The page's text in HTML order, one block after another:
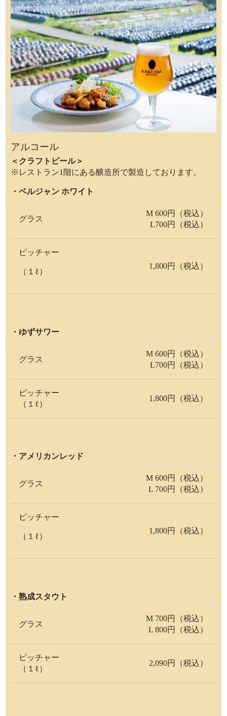
アルコール
＜クラフトビール＞
※レストラン1階にある醸造所で製造しております。
・ベルジャン ホワイト
グラス
M 600円（税込）
L700円（税込）
ピッチャー
（１ℓ）
1,800円（税込）
・ゆずサワー
グラス
M 600円（税込）
L700円（税込）
ピッチャー
（１ℓ）
1,800円（税込）
・アメリカンレッド
グラス
M 600円（税込）
L 700円（税込）
ピッチャー
（１ℓ）
1,800円（税込）
・熟成スタウト
グラス
M 700円（税込）
L 800円（税込）
ピッチャー
（１ℓ）
2,090円（税込）